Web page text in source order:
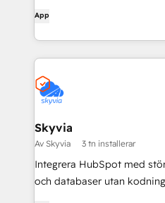
App
Skyvia
Av Skyvia 3 tn installerar
Integrera HubSpot med
och databaser utan kodning